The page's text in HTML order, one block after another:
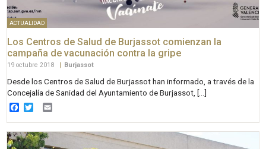
ACTUALIDAD
Los Centros de Salud de Burjassot comienzan la
campaña de vacunación contra la gripe
19 octubre 2018 | Burjassot
Desde los Centros de Salud de Burjassot han informado, a través de la
Concejalía de Sanidad del Ayuntamiento de Burjassot, […]
Facebook
Twitter